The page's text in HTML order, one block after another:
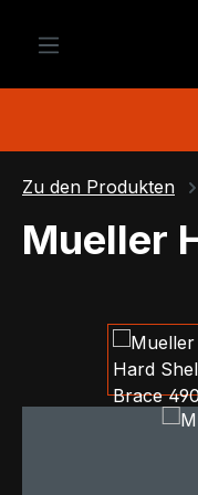
Zur
Zu den Produkten
Mueller
Bildergalerie